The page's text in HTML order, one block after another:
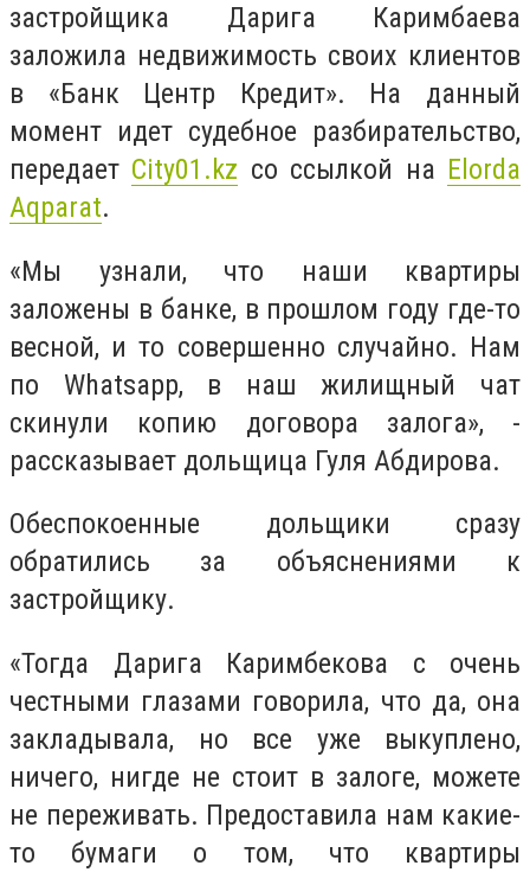
застройщика Дарига Каримбаева
заложила недвижимость своих клиентов
в «Банк Центр Кредит». На данный
момент идет судебное разбирательство,
передает City01.kz со ссылкой на Elorda
Aqparat.
«Мы узнали, что наши квартиры
заложены в банке, в прошлом году где-то
весной, и то совершенно случайно. Нам
по Whatsapp, в наш жилищный чат
скинули копию договора залога», -
рассказывает дольщица Гуля Абдирова.
Обеспокоенные дольщики сразу
обратились за объяснениями к
застройщику.
«Тогда Дарига Каримбекова с очень
честными глазами говорила, что да, она
закладывала, но все уже выкуплено,
ничего, нигде не стоит в залоге, можете
не переживать. Предоставила нам какие-
то бумаги о том, что квартиры